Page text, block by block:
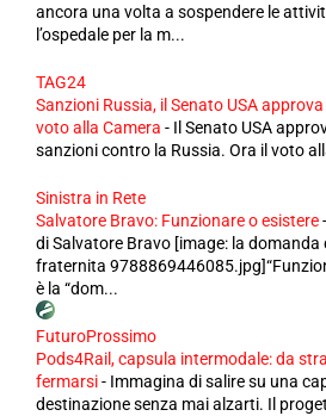
ancora una volta a sospendere le
l’ospedale per la m...
TAG24
Sanzioni Russia, il Senato USA
voto alla Camera - Il Senato USA
sanzioni contro la Russia. Ora il voto
Sinistra in Rete
Salvatore Bravo: Funzionare o esistere-
di Salvatore Bravo [image: la
fraternita
è la “dom...
FuturoProssimo
Pods4Rail, capsula intermodale: da
fermarsi- Immagina di salire su una
destinazione senza mai alzarti. Il